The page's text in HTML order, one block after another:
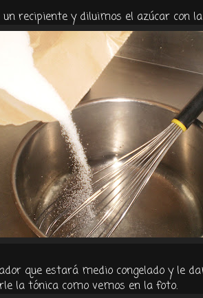
un recipiente y diluimos el azúcar con
que estará medio congelado y le
la tónica como vemos en la foto.